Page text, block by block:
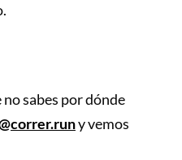
no sabes por dónde
y vemos